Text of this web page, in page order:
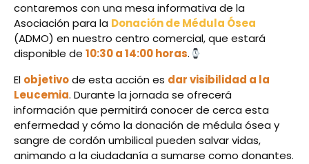
contaremos con una mesa informativa de la
Asociación para la Donación de Médula Ósea
(ADMO) en nuestro centro comercial, que estará
disponible de 10:30 a 14:00 horas.
El objetivode esta acción es dar visibilidad a la
Leucemia. Durante la jornada se ofrecerá
información que permitirá conocer de cerca esta
enfermedad y cómo la donación de médula ósea y
sangre de cordón umbilical pueden salvar vidas,
animando a la ciudadanía a sumarse como donantes.